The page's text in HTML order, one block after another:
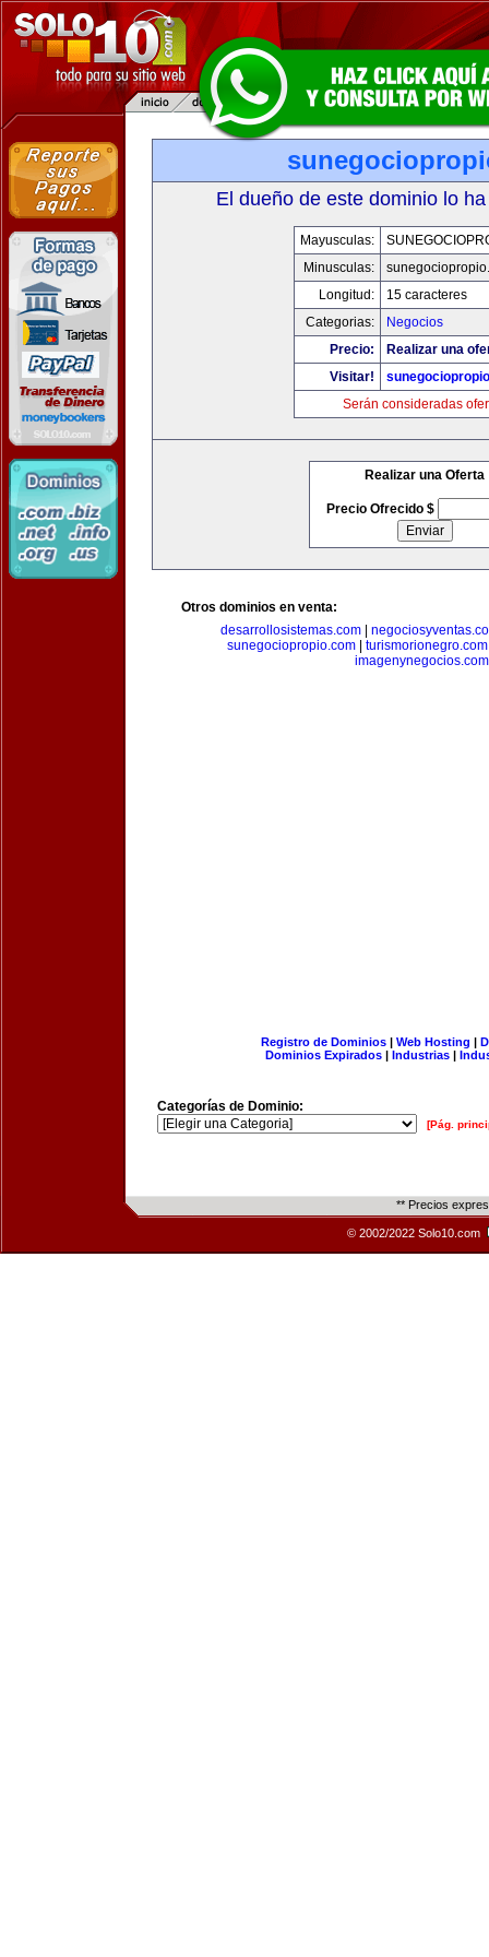
El dueño de este dominio lo
Mayusculas:
Minusculas:
Longitud:
15 caracteres
Categorias:
Negocios
Precio:
Realizar una
Visitar!
Serán consideradas
Realizar una Oferta
Precio Ofrecido $
Otros dominios en venta:
desarrollosistemas.com|
sunegociopropio.com| turismorionegro.com
imagenynegocios.com
Registro de Dominios| Web Hosting |
Dominios Expirados | Industrias |
Categorías de Dominio:
[Pág.
** Precios
© 2002/2022 Solo10.com